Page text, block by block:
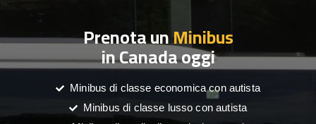
Prenota unMinibus
in Canada oggi
Minibus di classe economica con autista
Minibus di classe lusso con autista